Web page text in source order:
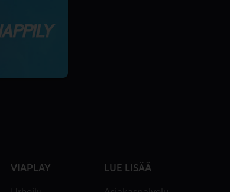
VIAPLAY LUE LISÄÄ